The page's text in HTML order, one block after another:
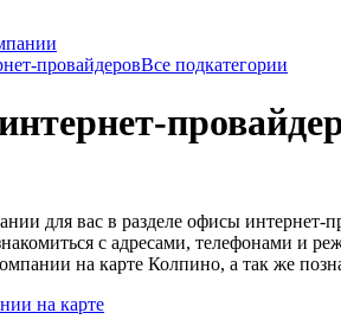
провайдеровВсе подкатегории
для вас в разделе офисы интернет-
с адресами, телефонами и
на карте Колпино, а так же
на карте